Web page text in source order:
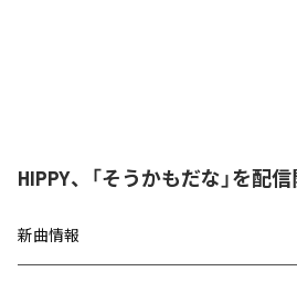
HIPPY、「そうかもだな」を配
新曲情報